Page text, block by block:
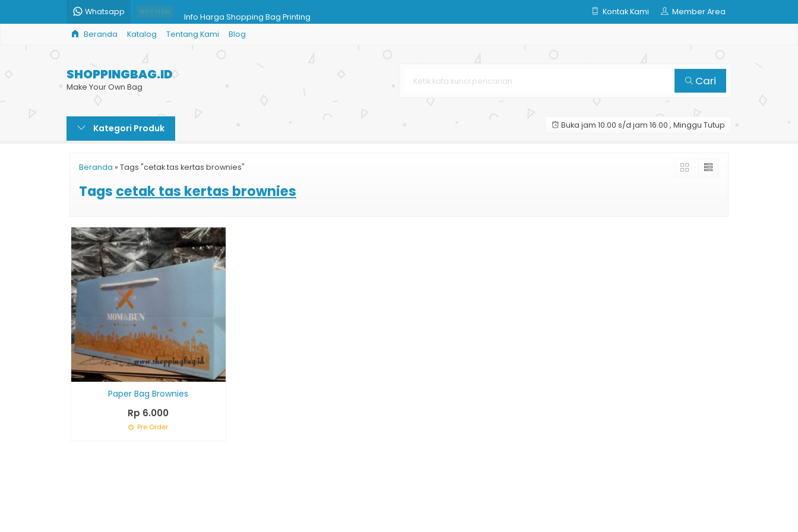
Whatsapp HOT ITEM
Jual Paper Bag Dopp
Cetak Goodie Bag Murah
Tas Kertas Unik
Paper Bag Murah Printing Offset
Kontak Kami Member Area
Beranda Katalog Tentang Kami Blog
SHOPPINGBAG.ID
Make Your Own Bag Cari
Kategori Produk Buka jam 10.00 s/d jam 16.00 , Minggu Tutup
Beranda » Tags "cetak tas kertas brownies"
Tags cetak tas kertas brownies
Paper Bag Brownies
Rp 6.000
Pre Order